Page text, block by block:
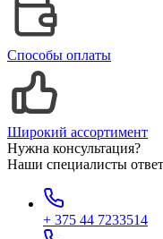
Способы оплаты
Широкий ассортимент
Нужна консультация?
Наши специалисты
+ 375 44 7233514